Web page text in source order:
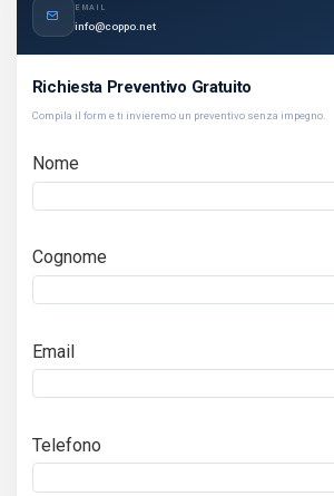
EMAIL
info@coppo.net
Richiesta Preventivo Gratuito
Compila il form e ti invieremo un preventivo senza impegno.
Nome
Cognome
Email
Telefono